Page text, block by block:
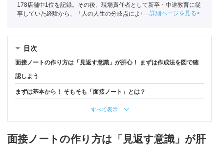
178店舗中1位を記録。その後、現場責任者として新卒・中途教育に従
事していた経験から、「人の人生の分岐点によりかかわりたい」と思
詳細ページを見る
目次
面接ノートの作り方は「見返す意識」が肝心！ まずは作成法を図で確
認しよう
まずは基本から！ そもそも「面接ノート」とは？
すべて表示
面接ノートの作り方は「見返す意識」が肝